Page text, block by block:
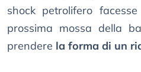
shock petrolifero
prossima mossa della
prendere la forma di un